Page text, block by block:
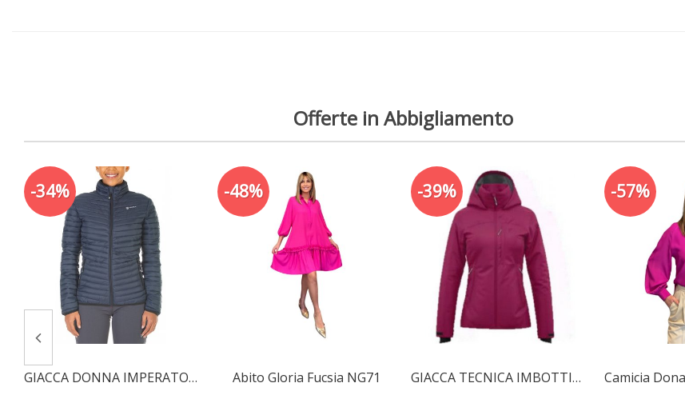
Offerte in Abbigliamento
-34%
GIACCA DONNA IMPERATORE MCKEE'S
-48%
Abito Gloria Fucsia NG71
-39%
GIACCA TECNICA IMBOTTITA 2 LAMINE W-FOX 2 BY REDELK
-57%